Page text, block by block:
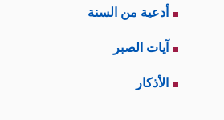
أدعية من السنة
آيات الصبر
الأذكار